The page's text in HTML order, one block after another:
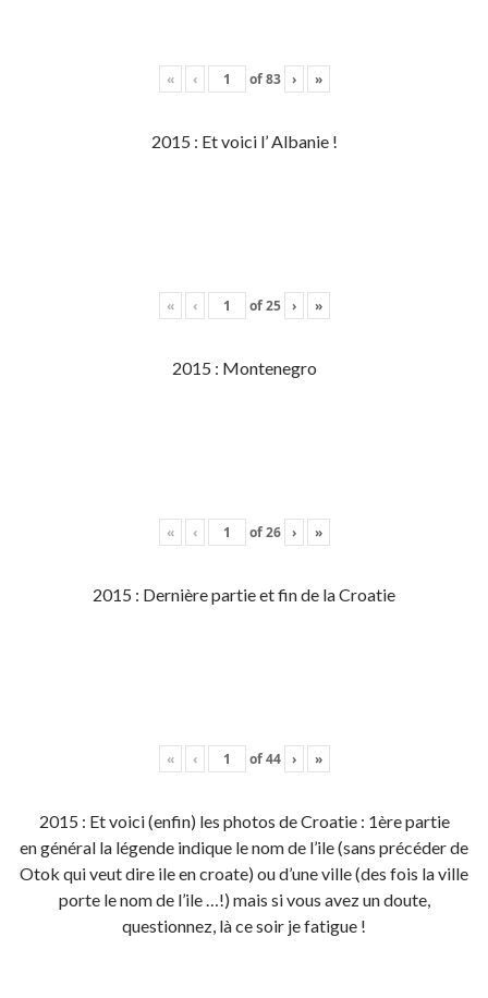
« ‹ of83 › »
2015 : Et voici l’ Albanie !
« ‹ of25 › »
2015 : Montenegro
« ‹ of26 › »
2015 : Dernière partie et fin de la Croatie
« ‹ of44 › »
2015 : Et voici (enfin) les photos de Croatie : 1ère partie
en général la légende indique le nom de l’ile (sans précéder de
Otok qui veut dire ile en croate) ou d’une ville (des fois la ville
porte le nom de l’ile …!) mais si vous avez un doute,
questionnez, là ce soir je fatigue !